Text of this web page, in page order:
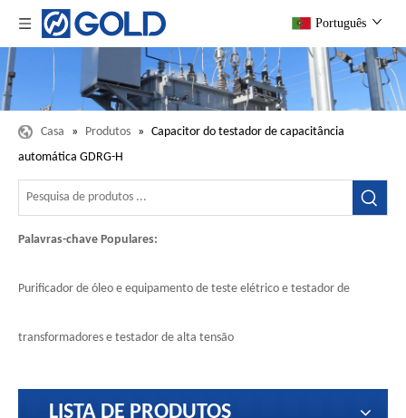
Português
Casa » Produtos » Capacitor do testador de capacitância
automática GDRG-H
Palavras-chave Populares:
Purificador de óleo e equipamento de teste elétrico e testador de
transformadores e testador de alta tensão
LISTA DE PRODUTOS